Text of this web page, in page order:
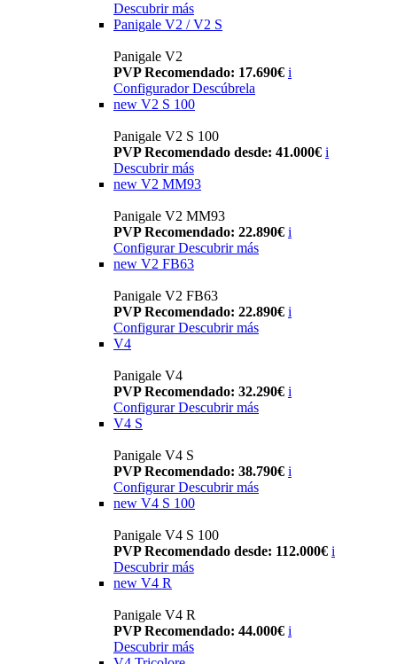
Descubrir más
Panigale V2 / V2 S
Panigale V2
PVP Recomendado: 17.690€ i
Configurador Descúbrela
new V2 S 100
Panigale V2 S 100
PVP Recomendado desde: 41.000€ i
Descubrir más
new V2 MM93
Panigale V2 MM93
PVP Recomendado: 22.890€ i
Configurar Descubrir más
new V2 FB63
Panigale V2 FB63
PVP Recomendado: 22.890€ i
Configurar Descubrir más
V4
Panigale V4
PVP Recomendado: 32.290€ i
Configurar Descubrir más
V4 S
Panigale V4 S
PVP Recomendado: 38.790€ i
Configurar Descubrir más
new V4 S 100
Panigale V4 S 100
PVP Recomendado desde: 112.000€ i
Descubrir más
new V4 R
Panigale V4 R
PVP Recomendado: 44.000€ i
Descubrir más